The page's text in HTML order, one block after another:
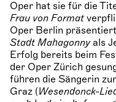
Oper hat sie für die
Frau von Format
Oper Berlin
Stadt Mahagonny als
Erfolg bereits beim
der Oper Zürich
führen die Sängerin
Graz (Wesendonck-